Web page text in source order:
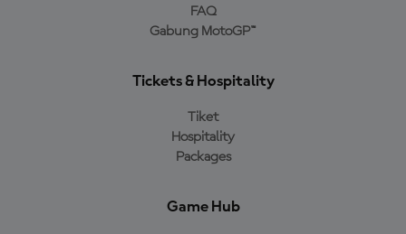
FAQ
Gabung MotoGP™
Tickets & Hospitality
Tiket
Hospitality
Packages
Game Hub